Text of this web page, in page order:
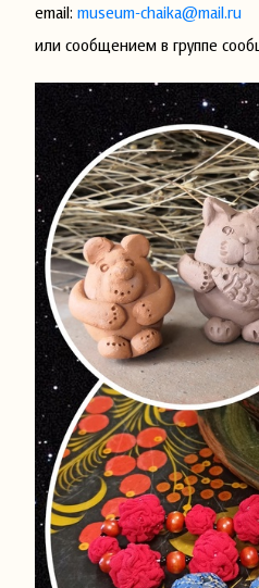
email: museum-chaika@mail.ru
или сообщением в группе